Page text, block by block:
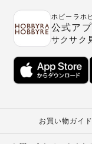
ホビーラホ
公式ア
サクサク
お買い物ガイド